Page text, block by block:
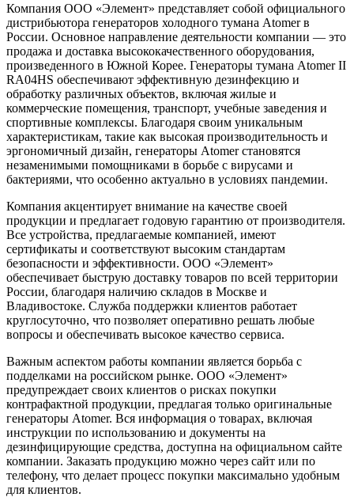
Компания ООО «Элемент» представляет собой официального
дистрибьютора генераторов холодного тумана Atomer в
России. Основное направление деятельности компании — это
продажа и доставка высококачественного оборудования,
произведенного в Южной Корее. Генераторы тумана Atomer II
RA04HS обеспечивают эффективную дезинфекцию и
обработку различных объектов, включая жилые и
коммерческие помещения, транспорт, учебные заведения и
спортивные комплексы. Благодаря своим уникальным
характеристикам, такие как высокая производительность и
эргономичный дизайн, генераторы Atomer становятся
незаменимыми помощниками в борьбе с вирусами и
бактериями, что особенно актуально в условиях пандемии.
Компания акцентирует внимание на качестве своей
продукции и предлагает годовую гарантию от производителя.
Все устройства, предлагаемые компанией, имеют
сертификаты и соответствуют высоким стандартам
безопасности и эффективности. ООО «Элемент»
обеспечивает быструю доставку товаров по всей территории
России, благодаря наличию складов в Москве и
Владивостоке. Служба поддержки клиентов работает
круглосуточно, что позволяет оперативно решать любые
вопросы и обеспечивать высокое качество сервиса.
Важным аспектом работы компании является борьба с
подделками на российском рынке. ООО «Элемент»
предупреждает своих клиентов о рисках покупки
контрафактной продукции, предлагая только оригинальные
генераторы Atomer. Вся информация о товарах, включая
инструкции по использованию и документы на
дезинфицирующие средства, доступна на официальном сайте
компании. Заказать продукцию можно через сайт или по
телефону, что делает процесс покупки максимально удобным
для клиентов.